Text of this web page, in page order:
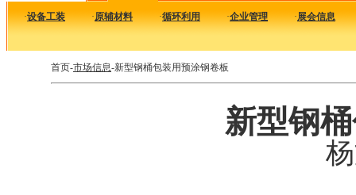
·设备工装 ·原辅材料 ·循环利用 ·企业管理 ·展会信息
首页-市场信息-新型钢桶包装用预涂钢卷板
新型钢